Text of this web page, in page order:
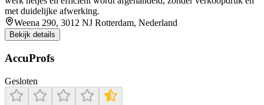
met duidelijke afwerking.
Weena 290, 3012 NJ Rotterdam, Nederland
Bekijk details
AccuProfs
Gesloten